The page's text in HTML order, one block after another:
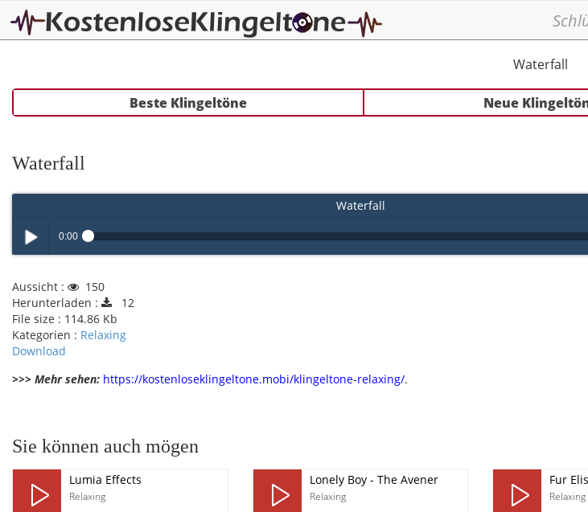
Waterfall
Beste Klingeltöne Neue
Waterfall
Waterfall
Play /
0:00
Aussicht :
150
Herunterladen :
12
File size : 114.86 Kb
Kategorien : Relaxing
Download
>>> Mehr sehen: https://kostenloseklingeltone.mobi/klingeltone-relaxing/.
Sie können auch mögen
Lumia Effects
Relaxing
Lonely Boy - The Avener
Relaxing
Fur
Relaxing